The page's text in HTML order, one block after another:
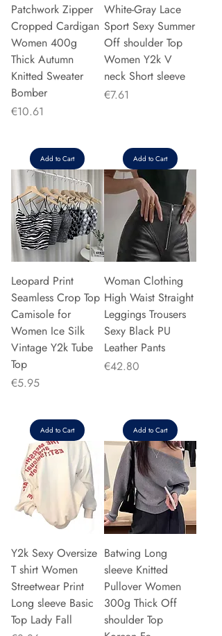
Patchwork Zipper
Cropped Cardigan
Women 400g
Thick Autumn
Knitted Sweater
Bomber
Price
€10.61
Add to Cart
White-Gray Lace
Sport Sexy Summer
Off shoulder Top
Women Y2k V
neck Short sleeve
Price
€7.61
Add to Cart
Leopard Print
Seamless Crop Top
Camisole for
Women Ice Silk
Vintage Y2k Tube
Top
Price
€5.95
Add to Cart
Woman Clothing
High Waist Straight
Leggings Trousers
Sexy Black PU
Leather Pants
Price
€42.80
Add to Cart
Y2k Sexy Oversize
T shirt Women
Streetwear Print
Long sleeve Basic
Top Lady Fall
Batwing Long
sleeve Knitted
Pullover Women
300g Thick Off
shoulder Top